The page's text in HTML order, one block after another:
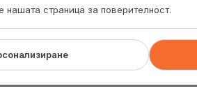
нашата страница за поверителност.